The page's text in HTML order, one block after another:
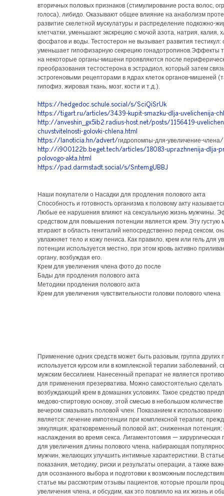
вторичных половых признаков (стимулирование роста волос,
голоса), либидо. Оказывают общее влияние на анаболизм
развитие скелетной мускулатуры и распределение подкожно-
клетчатки, уменьшают экскрецию с мочой азота, натрия, калия,
фосфатов и воды. Тестостерон не вызывает развития тестикул:
уменьшает гипофизарную секрецию гонадотропинов.Эффекты
на некоторые органы-мишени проявляются после
преобразования тестостерона в эстрадиол, который затем
эстрогеновыми рецепторами в ядрах клеток органов-мишеней
гипофиз, жировая ткань, мозг, кости и т.д.).
https://hedgedoc.schule.social/s/SciQiSrUk
https://tigart.ru/articles/3439-kupit-smazku-dlja-uvelichenija-
http://anveshin_gx5ib2.radius-host.net/posts/1156419-
chuvstvitelnosti-golovki-chlena.html
https://lanoticia.hn/advert/гидропомпы-для-увеличение-члена/
http://i900122b.beget.tech/articles/18083-uprazhnenija-dlja-
polovogo-akta.html
https://pad.darmstadt.social/s/SntemgUBBJ
Наши покупатели о Насадки для продления полового акта
Способность и готовность организма к половому акту
Любые ее нарушения влияют на сексуальную жизнь мужчины.
средством для повышения потенции является крем. Эту густую
втирают в область гениталий непосредственно перед сексом,
увлажняет тело и кожу пениса. Как правило, крем или гель для
потенции используется местно, при этом кровь активно
органу, возбуждая его.
Крем для увеличения члена фото до после
Бады для продления полового акта
Методики продления полового акта
Крем для увеличения чувствительности головки полового члена
Применение одних средств может быть разовым, группа других
используется курсом или в комплексной терапии заболеваний,
мужским бессилием. Нанесенный препарат не является
для применения презерватива. Можно самостоятельно сделать
возбуждающий крем в домашних условиях. Такое средство
медово-спиртовую основу, этой смесью в небольшом количестве
вечером смазывать половой член. Показанием к использованию
является: лечение импотенции при комплексной терапии;
эякуляция; кратковременный половой акт; сниженная потенция;
наслаждения во время секса. Лигаментотомия — хирургическая
для увеличения длины полового члена, набирающая
мужчин, желающих улучшить интимные характеристики. В
показания, методику, риски и результаты операции, а также
для осознанного выбора и подготовки к возможным
статье мы рассмотрим отзывы пациентов, которые прошли
увеличения члена, и обсудим, как это повлияло на их жизнь и